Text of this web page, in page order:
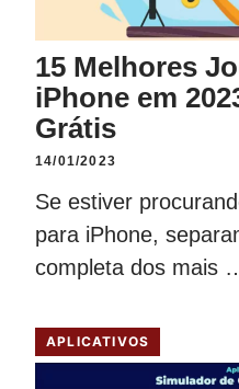
15 Melhores
iPhone em
Grátis
14/01/2023
Se estiver
para iPhone,
completa dos mais
APLICATIVOS